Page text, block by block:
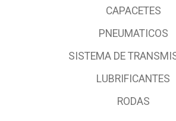
CAPACETES
PNEUMATICOS
SISTEMA DE
LUBRIFICANTES
RODAS